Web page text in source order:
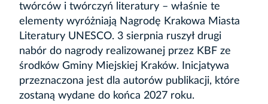
twórców i twórczyń literatury – właśnie te
elementy wyróżniają Nagrodę Krakowa Miasta
Literatury UNESCO. 3 sierpnia ruszył drugi
nabór do nagrody realizowanej przez KBF ze
środków Gminy Miejskiej Kraków. Inicjatywa
przeznaczona jest dla autorów publikacji, które
zostaną wydane do końca 2027 roku.